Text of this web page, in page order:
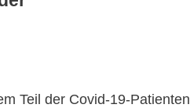
Teil der Covid-19-Patienten